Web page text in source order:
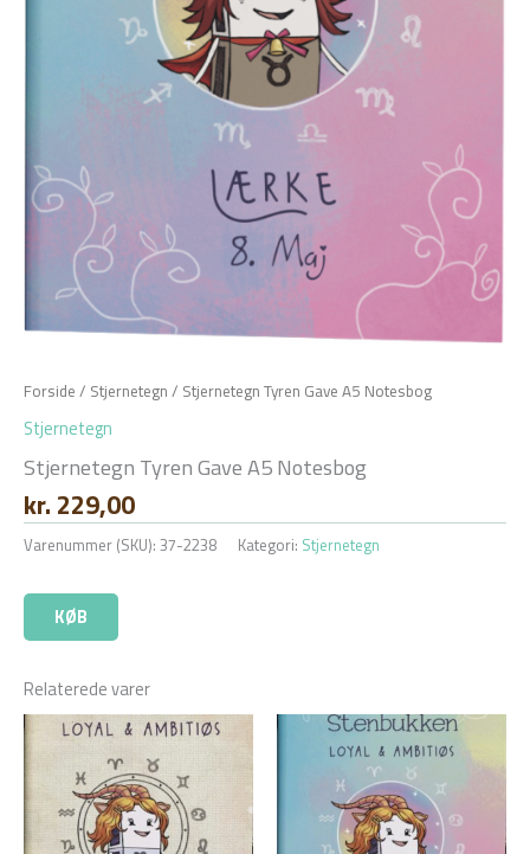
Forside / Stjernetegn / Stjernetegn Tyren Gave A5 Notesbog
Stjernetegn
Stjernetegn Tyren Gave A5 Notesbog
kr. 229,00
Varenummer (SKU): 37-2238 Kategori: Stjernetegn
KØB
Relaterede varer